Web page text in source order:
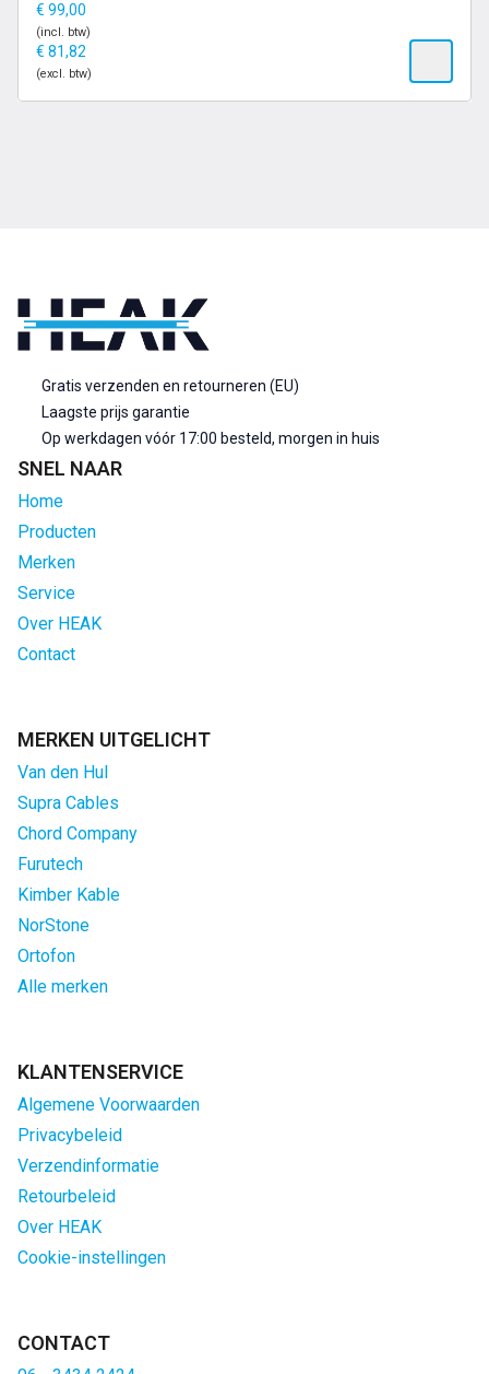
€ 99,00
(incl. btw)
€ 81,82
(excl. btw)
Gratis verzenden en retourneren (EU)
Laagste prijs garantie
Op werkdagen vóór 17:00 besteld, morgen in huis
SNEL NAAR
Home
Producten
Merken
Service
Over HEAK
Contact
MERKEN UITGELICHT
Van den Hul
Supra Cables
Chord Company
Furutech
Kimber Kable
NorStone
Ortofon
Alle merken
KLANTENSERVICE
Algemene Voorwaarden
Privacybeleid
Verzendinformatie
Retourbeleid
Over HEAK
Cookie-instellingen
CONTACT